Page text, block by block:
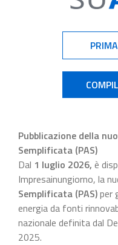
Pubblicazione della
Semplificata (PAS)
Dal 1 luglio 2026, è
Impresainungiorno, la
Semplificata (PAS)per
energia da fonti
nazionale definita dal
2025.